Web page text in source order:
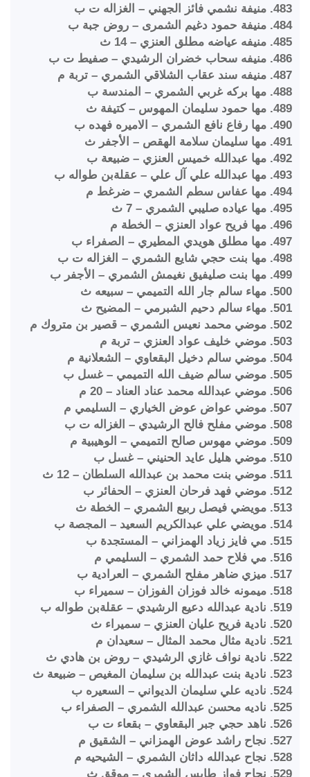
483. منيفة نشمي فائز الجهني – الغزاله ت ب
484. منيفة حمود دغيم الشمرى – روض جبة ب
485. منيفه عياضه مطلق العنزي – 14 ث
486. منيفه سحاب خضران الرشيدي – صفيط ت ب
487. منيفه سند عقاب الشلاقي الشمري – تربة م
488. مها بركه غربي الشمري – المندسة ب
489. مها حمود سليمان المهوس – كتيفة ث
490. مها رفاع نافع الشمري – الاميره فهده ب
491. مها سليمان سلامة الهقص – الأجفر ث
492. مها عبدالله خميس العنزي – ضبيعة ب
493. مها عبدالله علي آل علي – عقلةبن طواله ب
494. مها عفاس سطم الشمري – ضرغط م
495. مها عياده صليبي الشمري – 7 ث
496. مها فريح عواد العنزي – الخطة م
497. مها مطلق هويدي المطيري – الصفراء ب
498. مها بنت حجي شايع الشمري – الغزاله ت ب
499. مها بنت صليفيق نغيمش الشمري – الأجفر ب
500. مهاء سالم جار الله التميمي – سبيعه ث
501. مهاء سالم دحيم الشبرمي – المضيح ث
502. موضي محمد نعيس الشمري – قصير بن متروك م
503. موضي خليف عواد العنزي – تربة م
504. موضي سالم دخيل البقعاوي – الشعلانية م
505. موضي سالم ضيف الله التميمي – غسل ب
506. موضي عبدالله محمد عناد العناد – 20 م
507. موضي عواض عوض الخياري – السليمي م
508. موضي مفلح فالح الرشيدي – الغزاله ت ب
509. موضي مهوس صالح التميمي – الوهيبية م
510. موضي هليل عايد الحنيني – غسل ب
511. موضي بنت محمد بن عبدالله السلطان – 12 ث
512. موضي فهد فرحان العنزي – الحفائر ب
513. مويضي فيصل ربيع الشمري – الخطة ث
514. مويضي علي عبدالكريم السعيد – المجصة ب
515. مي فايز زياد الهمزاني – المستجدة ب
516. مي فلاح حمد الشمري – السليمي م
517. ميزي ضاهر مفلح الشمري – العرادية ب
518. ميمونه خالد فوزان الفوزان – سميراء ب
519. نادية عبدالله دعيع الرشيدي – عقلةبن طواله ب
520. نادية فريح عليان العنزي – سميراء ث
521. نادية مثال محمد المثال – سعيدان م
522. نادية نواف غازي الرشيدي – روض بن هادي ث
523. نادية بنت عبدالله بن سليمان المغيص – ضبيعة ث
524. ناديه علي سليمان الديواني – السعيره ب
525. ناديه محسن عبدالله الشمري – الصفراء ب
526. ناهد حجي جبر البقعاوي – بقعاء ت ب
527. نجاح راشد عوض الهمزاني – الشقيق م
528. نجاح عبدالله داثان الشمري – الشيحيه م
529. نجاح فواز طايس الشمري – موقق ث